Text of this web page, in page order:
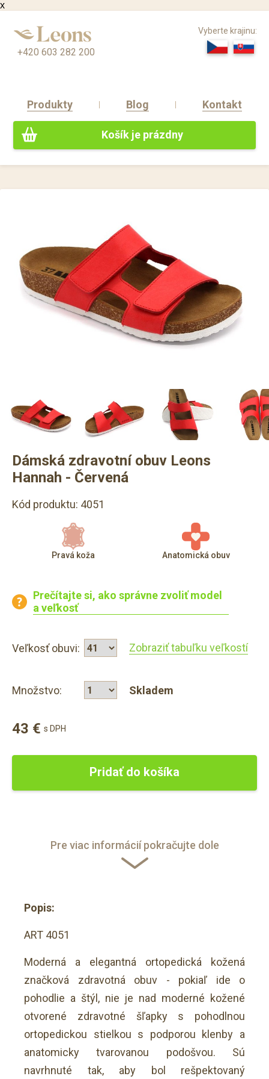
x
+420 603 282 200
Produkty Blog Kontakt
Košík je prázdny
Vyberte krajinu:
Dámská zdravotní obuv Leons
Hannah - Červená
Kód produktu: 4051
Pravá koža Anatomická obuv
Prečítajte si, ako správne zvoliť model
a veľkosť
Veľkosť obuvi: Zobraziť tabuľku veľkostí
Množstvo: Skladem
43 € s DPH
Pridať do košíka
Pre viac informácií pokračujte dole
Popis:
ART 4051
Moderná a elegantná ortopedická kožená
značková zdravotná obuv - pokiaľ ide o
pohodlie a štýl, nie je nad moderné kožené
otvorené zdravotné šľapky s pohodlnou
ortopedickou stielkou s podporou klenby a
anatomicky tvarovanou podošvou. Sú
navrhnuté tak, aby bol rešpektovaný